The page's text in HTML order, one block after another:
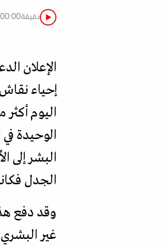
00:00دقيقة
الإعلان
إحياء
اليوم
الوحيدة
البشر إلى
الجدل
وقد دفع
غير